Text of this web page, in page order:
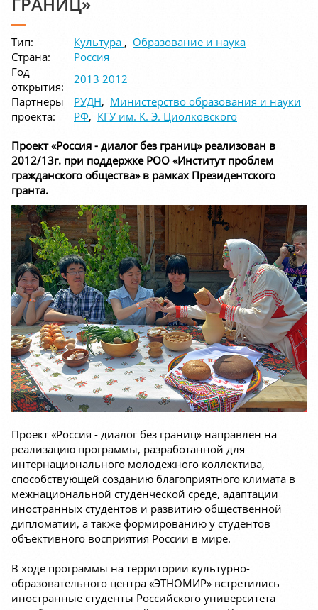
Тип: Культура , Образование и наука
Страна:
Россия
Год
открытия:
2013 2012
Партнёры
проекта:
РУДН, Министерство образования и науки
РФ, КГУ им. К. Э. Циолковского
Проект «Россия - диалог без границ» реализован в
2012/13г. при поддержке РОО «Институт проблем
гражданского общества» в рамках Президентского
гранта.
Проект «Россия - диалог без границ» направлен на
реализацию программы, разработанной для
интернационального молодежного коллектива,
способствующей созданию благоприятного климата в
межнациональной студенческой среде, адаптации
иностранных студентов и развитию общественной
дипломатии, а также формированию у студентов
объективного восприятия России в мире.
В ходе программы на территории культурно-
образовательного центра «ЭТНОМИР» встретились
иностранные студенты Российского университета